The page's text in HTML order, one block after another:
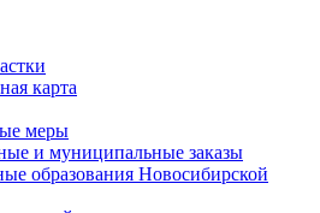
карта
меры
и муниципальные заказы
образования Новосибирской